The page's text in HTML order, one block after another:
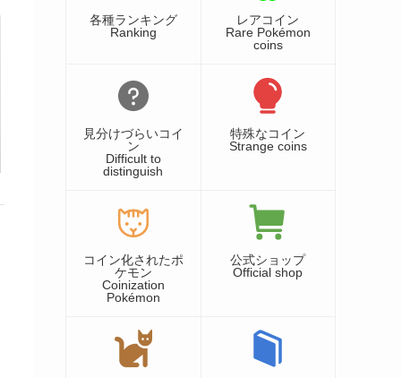
各種ランキング
Ranking
レアコイン
Rare Pokémon
coins
見分けづらいコイ
ン
Difficult to
distinguish
特殊なコイン
Strange coins
コイン化されたポ
ケモン
Coinization
Pokémon
公式ショップ
Official shop